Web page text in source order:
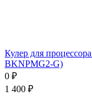
Кулер для
BKNPMG2-G)
0 ₽
1 400 ₽